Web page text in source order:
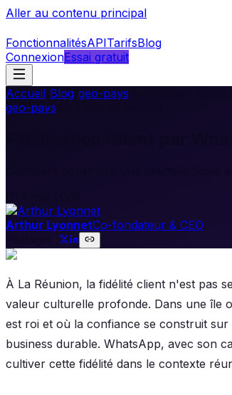
Aller au contenu principal
FonctionnalitésAPITarifsBlog
ConnexionEssai gratuit
Accueil Blog geo-pays
geo-pays
Comment construire une clientèle fidèle
Arthur LyonnetCo-fondateur & CEO
À La Réunion, la fidélité client n'est pas
valeur culturelle profonde. Dans une île
est roi et où la confiance se construit
business durable. WhatsApp, avec son
cultiver cette fidélité dans le contexte